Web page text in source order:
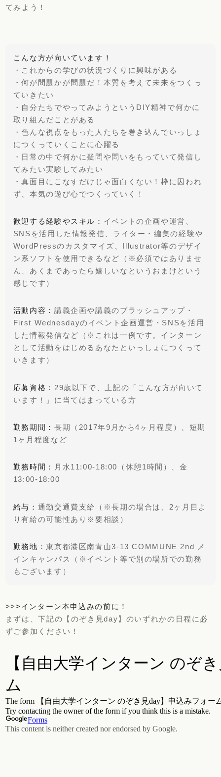
てみよう！
こんな方が向いています！
・これからの学びの状況づくりに興味がある
・何が問題かが問題だ！本質を考えて未来をつくっ
ていきたい
・自分たちでやってみようというDIY精神で何かに
取り組んだことがある
・色んな視点をもった人たちを巻き込んでいっしょ
につくっていくことに心躍る
・日常の中で何かに疑問や問いをもっていて発信し
てみたい実験してみたい
・真面目にこなすだけじゃ面白くない！枠に囚われ
ず、本気の遊び心でつくっていく！
歓迎する経験やスキル： イベントの企画や運営、
SNSを活用した情報発信、ライター・編集の経験や
WordPressのカスタマイズ、Illustrator等のデザイ
ン系ソフトを使用できるなど（※必須ではありませ
ん、あくまであったら嬉しいなというおまけという
感じです）
活動内容： 講義企画や講義のブラッシュアップ・
First Wednesdayのイベント企画運営・SNSを活用
した情報発信など（※これは一例です。インターン
として活動をはじめるあなたといっしょにつくって
いきます）
応募資格： 29歳以下で、上記の「こんな方が向いて
います！」に当てはまっている方
勤務期間： 長期（2017年9月から4ヶ月程度）、短期
1ヶ月程度など
勤務時間：
月水11:00-18:00（休憩1時間）、金
13:00-18:00
給与： 通勤交通費支給（※長期の場合は、2ヶ月目よ
り有給の可能性あり※要相談）
勤務地：東京都港区南青山3-13 COMMUNE 2nd メ
インキャンパス（※イベント等で別の場所での勤務
もございます）
>>>インターン本申込みの前に！
まずは、下記の【のぞき見day】のいずれかの日程に必
ずご参加ください！